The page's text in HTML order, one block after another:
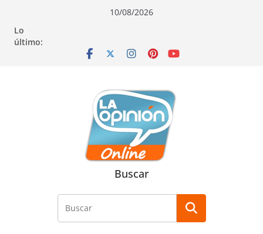
contenido
navegación
contenido
10/08/2026
Lo
último:
Buscar